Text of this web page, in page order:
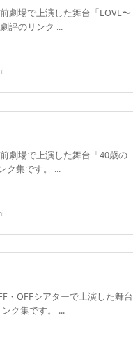
劇場で上演した舞台「LOVE〜
評のリンク ...
劇場で上演した舞台「40歳の
ク集です。 ...
・OFFシアターで上演した舞台
ク集です。 ...